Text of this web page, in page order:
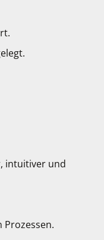
intuitiver und
Prozessen.